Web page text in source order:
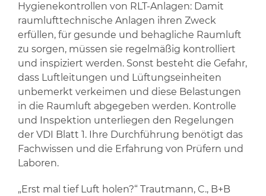
Hygienekontrollen von RLT-Anlagen: Damit
raumlufttechnische Anlagen ihren Zweck
erfüllen, für gesunde und behagliche Raumluft
zu sorgen, müssen sie regelmäßig kontrolliert
und inspiziert werden. Sonst besteht die Gefahr,
dass Luftleitungen und Lüftungseinheiten
unbemerkt verkeimen und diese Belastungen
in die Raumluft abgegeben werden. Kontrolle
und Inspektion unterliegen den Regelungen
der VDI Blatt 1. Ihre Durchführung benötigt das
Fachwissen und die Erfahrung von Prüfern und
Laboren.
„Erst mal tief Luft holen?“ Trautmann, C., B+B